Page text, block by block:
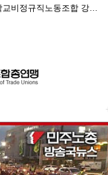
합 강원지부 김유미 춘천지회장